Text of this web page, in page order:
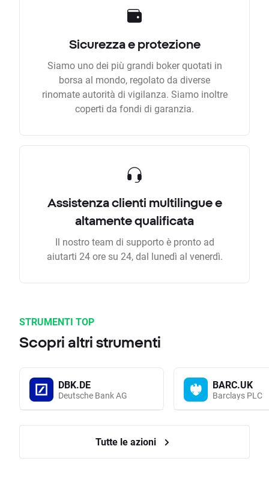
Sicurezza e protezione
Siamo uno dei più grandi boker quotati in
borsa al mondo, regolato da diverse
rinomate autorità di vigilanza. Siamo inoltre
coperti da fondi di garanzia.
Assistenza clienti multilingue e
altamente qualificata
Il nostro team di supporto è pronto ad
aiutarti 24 ore su 24, dal lunedì al venerdì.
STRUMENTI TOP
Scopri altri strumenti
DBK.DE
Deutsche Bank AG
BARC.UK
Barclays PLC
Tutte le azioni